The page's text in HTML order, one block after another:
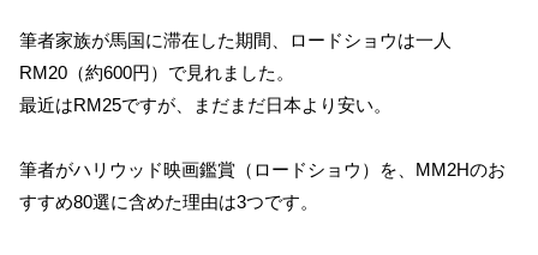
筆者家族が馬国に滞在した期間、ロードショウは一人
RM20（約600円）で見れました。
最近はRM25ですが、まだまだ日本より安い。
筆者がハリウッド映画鑑賞（ロードショウ）を、MM2Hのお
すすめ80選に含めた理由は3つです。